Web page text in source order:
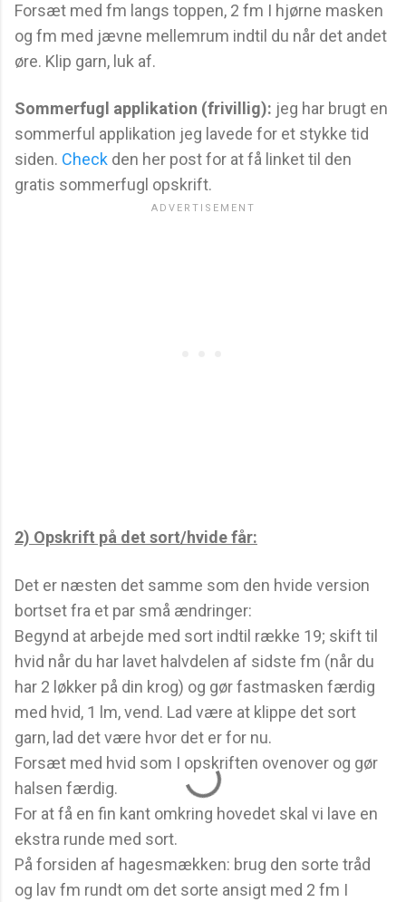
Forsæt med fm langs toppen, 2 fm I hjørne masken
og fm med jævne mellemrum indtil du når det andet
øre. Klip garn, luk af.
Sommerfugl applikation (frivillig): jeg har brugt en
sommerful applikation jeg lavede for et stykke tid
siden. Check den her post for at få linket til den
gratis sommerfugl opskrift.
2) Opskrift på det sort/hvide får:
Det er næsten det samme som den hvide version
bortset fra et par små ændringer:
Begynd at arbejde med sort indtil række 19; skift til
hvid når du har lavet halvdelen af sidste fm (når du
har 2 løkker på din krog) og gør fastmasken færdig
med hvid, 1 lm, vend. Lad være at klippe det sort
garn, lad det være hvor det er for nu.
Forsæt med hvid som I opskriften ovenover og gør
halsen færdig.
For at få en fin kant omkring hovedet skal vi lave en
ekstra runde med sort.
På forsiden af hagesmækken: brug den sorte tråd
og lav fm rundt om det sorte ansigt med 2 fm I